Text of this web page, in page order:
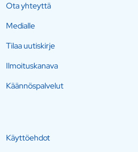
Ota yhteyttä
Medialle
Tilaa uutiskirje
Ilmoituskanava
Käännöspalvelut
Käyttöehdot